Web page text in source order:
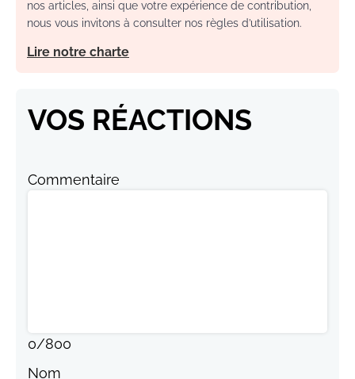
nos articles, ainsi que votre expérience de contribution,
nous vous invitons à consulter nos règles d’utilisation.
Lire notre charte
VOS RÉACTIONS
Commentaire
0/800
Nom